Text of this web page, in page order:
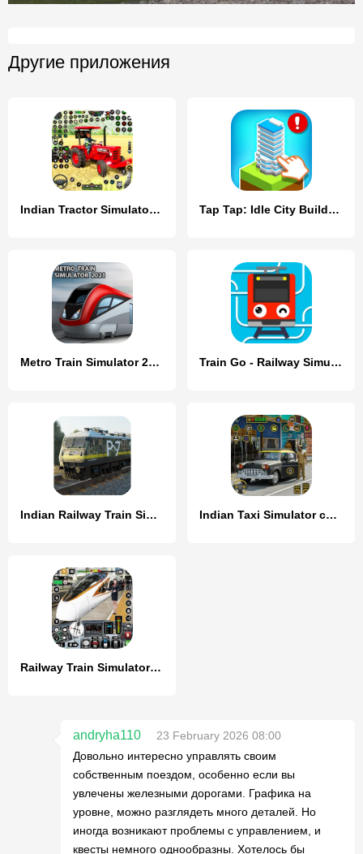
Другие приложения
Indian Tractor Simulator Games Tap Tap: Idle City Builder Sim
Metro Train Simulator 2023 Train Go - Railway Simulator
Indian Railway Train Simulator Indian Taxi Simulator car Game
Railway Train Simulator Games
andryha110
23 February 2026 08:00
Довольно интересно управлять своим
собственным поездом, особенно если вы
увлечены железными дорогами. Графика на
уровне, можно разглядеть много деталей. Но
иногда возникают проблемы с управлением, и
квесты немного однообразны. Хотелось бы